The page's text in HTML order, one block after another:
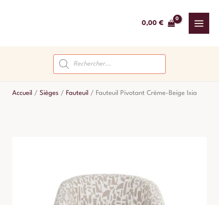
0,00 €
Recherche
de
produits
Accueil / Sièges / Fauteuil / Fauteuil Pivotant Crème-Beige Ixia